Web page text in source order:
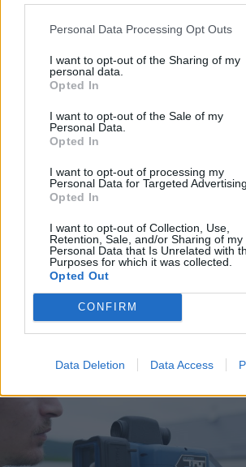
Personal Data Processing Opt Outs
I want to opt-out of the Sharing of my
personal data.
Opted In
I want to opt-out of the Sale of my
Personal Data.
Opted In
I want to opt-out of processing my
Personal Data for Targeted Advertising.
Opted In
I want to opt-out of Collection, Use,
Retention, Sale, and/or Sharing of my
Personal Data that Is Unrelated with
Purposes for which it was collected.
Opted Out
CONFIRM
Data Deletion Data Access
2026. augusztus 10., hétfő
Cseke: az RMDSZ első
nagykoalíció
kormány érdekében